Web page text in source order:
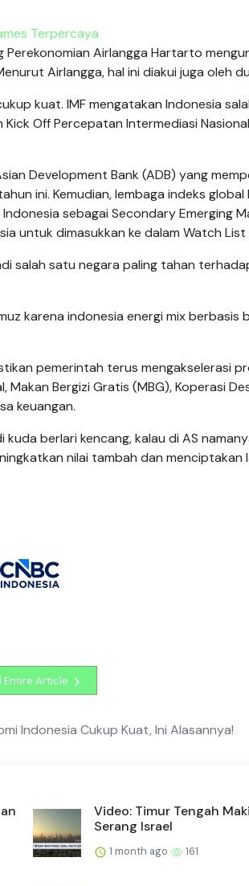
Terpercaya
Airlangga Hartarto
Airlangga, hal ini diakui juga oleh
kuat. IMF mengatakan Indonesia
Off Percepatan Intermediasi Nasional
Development Bank (ADB) yang
ini. Kemudian, lembaga indeks global
sebagai Secondary Emerging
untuk dimasukkan ke dalam Watch
salah satu negara paling tahan
karena indonesia energi mix berbasis
pemerintah terus mengakselerasi
Bergizi Gratis (MBG), Koperasi
keuangan.
berlari kencang, kalau di AS
nilai tambah dan menciptakan
Entire Article
Indonesia Cukup Kuat, Ini Alasannya!
Video: Timur Tengah
Serang Israel
1 month ago 161